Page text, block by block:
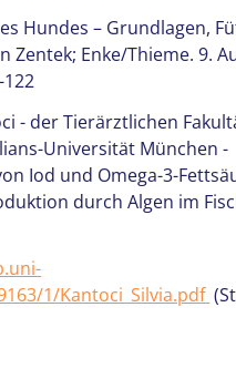
Hundes – Grundlagen,
Zentek; Enke/Thieme. 9.
122
- der Tierärztlichen
Universität München -
Iod und Omega-3-
durch Algen im
1/Kantoci_Silvia.pdf